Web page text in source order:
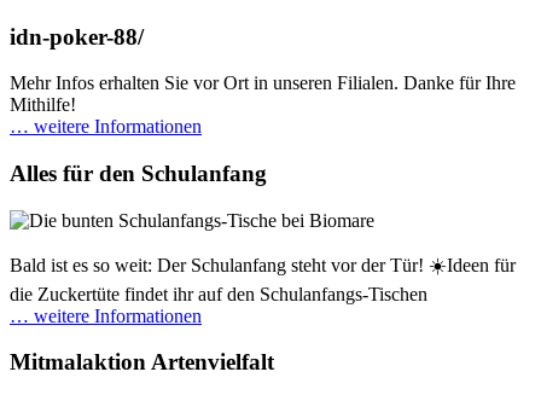
idn-poker-88/
Mehr Infos erhalten Sie vor Ort in unseren Filialen. Danke für Ihre
Mithilfe!
… weitere Informationen
Alles für den Schulanfang
Bald ist es so weit: Der Schulanfang steht vor der Tür! ☀️Ideen für
die Zuckertüte findet ihr auf den Schulanfangs-Tischen
… weitere Informationen
Mitmalaktion Artenvielfalt